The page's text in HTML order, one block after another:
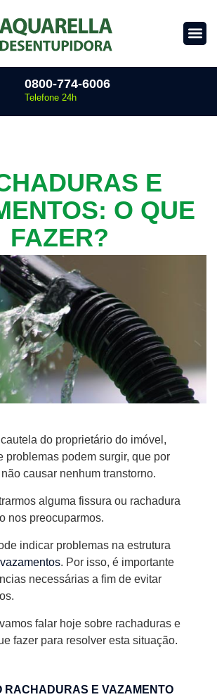
0800-774-6006
Telefone 24h
E
O QUE
FAZER?
do proprietário do imóvel,
problemas podem surgir, que por
causar nenhum transtorno.
alguma fissura ou rachadura
nos preocuparmos.
indicar problemas na estrutura
vazamentos. Por isso, é importante
necessárias a fim de evitar
falar hoje sobre rachaduras e
fazer para resolver esta situação.
RACHADURAS E VAZAMENTO